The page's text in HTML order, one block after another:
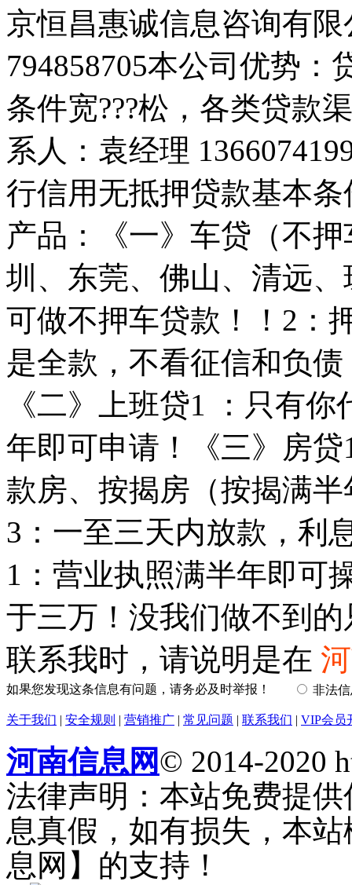
京恒昌惠诚信息咨询有
794858705本公司优势
条件宽???松，各类贷款
系人：袁经理
行信用无抵押贷款基本条
产品：《一》车贷（不
圳、东莞、佛山、清远
可做不押车贷款！！2：
是全款，不看征信和负
《二》上班贷1 ：只有
年即可申请！《三》房
款房、按揭房（按揭满
3：一至三天内放款，利
1：营业执照满半年即可
于三万！没我们做不到
联系我时，请说明是在
如果您发现这条信息有问题，请务必及时举报！ 非法
关于我们 | 安全规则 | 营销推广 | 常见问题 | 联系我们 | VIP会员
河南信息网© 2014-2020
法律声明：本站免费提
息真假，如有损失，本
息网】的支持！